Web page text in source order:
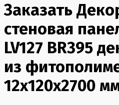
Заказать
стеновая
LV127 BR395
из
12х120х2700